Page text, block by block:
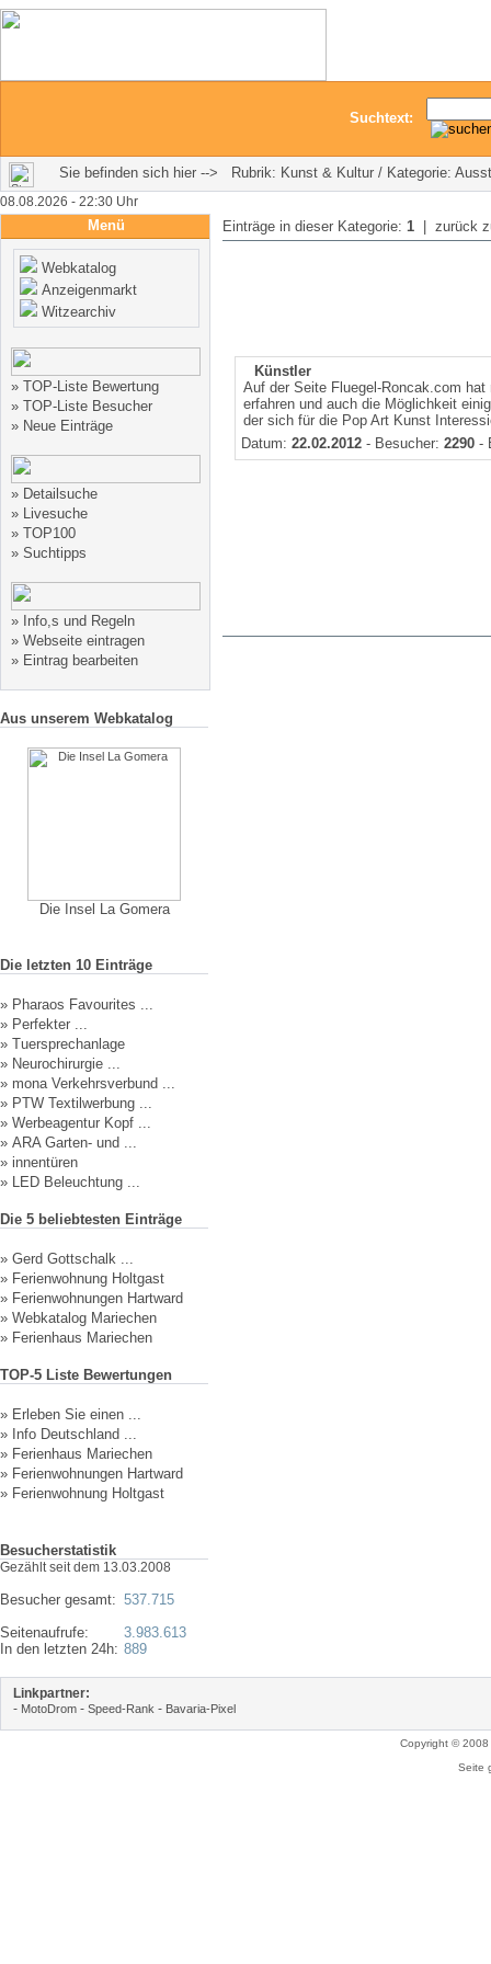
Suchtext:
Sie befinden sich hier --> Rubrik: Kunst & Kultur / Kategorie:
08.08.2026 - 22:30 Uhr
Menü
Webkatalog
Anzeigenmarkt
Witzearchiv
» TOP-Liste Bewertung
» TOP-Liste Besucher
» Neue Einträge
» Detailsuche
» Livesuche
» TOP100
» Suchtipps
» Info,s und Regeln
» Webseite eintragen
» Eintrag bearbeiten
Aus unserem Webkatalog
Die Insel La Gomera
Die letzten 10 Einträge
» Pharaos Favourites ...
» Perfekter ...
» Tuersprechanlage
» Neurochirurgie ...
» mona Verkehrsverbund ...
» PTW Textilwerbung ...
» Werbeagentur Kopf ...
» ARA Garten- und ...
» innentüren
» LED Beleuchtung ...
Die 5 beliebtesten Einträge
» Gerd Gottschalk ...
» Ferienwohnung Holtgast
» Ferienwohnungen Hartward
» Webkatalog Mariechen
» Ferienhaus Mariechen
TOP-5 Liste Bewertungen
» Erleben Sie einen ...
» Info Deutschland ...
» Ferienhaus Mariechen
» Ferienwohnungen Hartward
» Ferienwohnung Holtgast
Besucherstatistik
Gezählt seit dem 13.03.2008
Besucher gesamt:
Seitenaufrufe:
In den letzten 24h:
537.715
3.983.613
889
Einträge in dieser Kategorie: 1 | zurück
Künstler
Auf der Seite Fluegel-Roncak.com
erfahren und auch die Möglichkeit
der sich für die Pop Art Kunst
Datum: 22.02.2012 - Besucher: 2290 -
Linkpartner:
- MotoDrom - Speed-Rank - Bavaria-Pixel
Copyright ©
Seite